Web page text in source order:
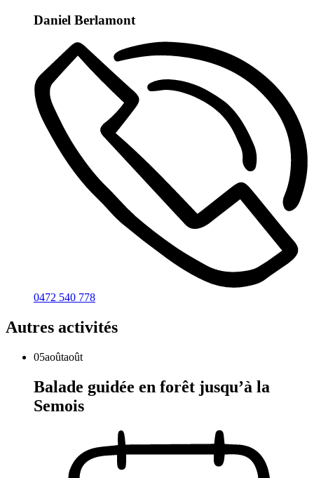
Daniel Berlamont
0472 540 778
Autres activités
05aoûtaoût
Balade guidée en forêt jusqu’à la
Semois